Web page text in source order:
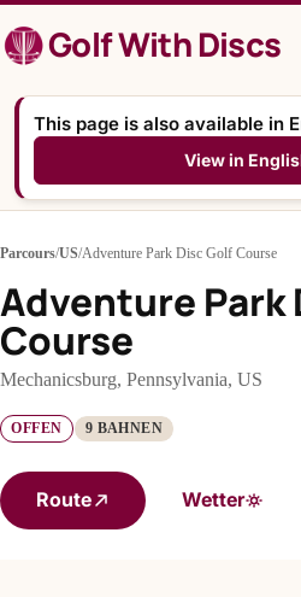
Inhalt
springenGolf With Discs
This page is also available in
View in
Parcours/US/Adventure Park Disc Golf Course
Adventure Park
Course
Mechanicsburg, Pennsylvania, US
OFFEN 9 BAHNEN
Route Wetter